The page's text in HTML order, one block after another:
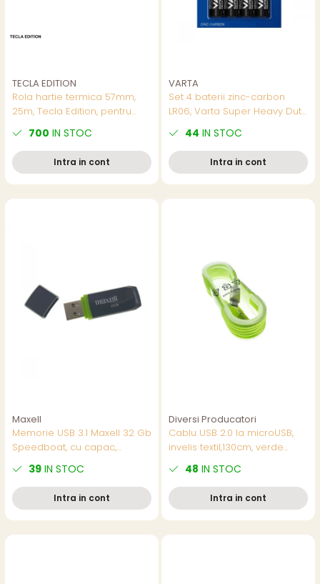
TECLA EDITION
Rola hartie termica 57mm,
25m, Tecla Edition, pentru
700 IN STOC
Intra in cont
VARTA
Set 4 baterii zinc-carbon
LR06, Varta Super Heavy Duty
44 IN STOC
Intra in cont
Maxell
Memorie USB 3.1 Maxell 32 Gb
Speedboat, cu capac,
neagra
39 IN STOC
Intra in cont
Diversi Producatori
Cablu USB 2.0 la microUSB,
invelis textil,130cm, verde
fluorescent, CTM-G-02
48 IN STOC
Intra in cont